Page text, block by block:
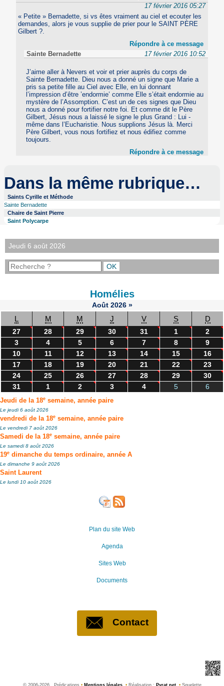
17 février 2016 05:27
« Petite » Bernadette, si vs êtes vraiment au ciel et ecouter les
demandes, alors je vous supplie de prier pour le SAINT PÈRE
Gilbert ?.
Répondre à ce message
Sainte Bernadette
17 février 2016 10:52
J’aime aller à Nevers et voir et prier auprès du corps de
Sainte Bernadette. Dieu nous a donné un signe que Marie a
pris sa petite fille au Ciel avec Elle, en lui donnant
l’impression d’être ’endormie’ comme Elle s’était endormie au
mystère de l’Assomption. C’est un de ces signes que Dieu
nous a donné pour fortifier notre foi. Et comme dit le Père
Gilbert, Jésus nous a laissé le signe le plus Grand : Lui -
même dans l’Eucharistie. Nous supplions Jésus là. Merci
Père Gilbert, vous nous fortifiez et nous édifiez comme
toujours.
Répondre à ce message
Dans la même rubrique…
Saints Cyrille et Méthode
Sainte Bernadette
Chaire de Saint Pierre
Saint Polycarpe
Jeudi 6 août 2026
Homélies
Août 2026 »
L M M J V S D
27 28 29 30 31 1
2
3
4 5 6 7 8
9
10
11 12 13 14 15
16
17
18 19 20 21 22
23
24
25 26 27 28 29
30
31
1 2 3 4 5 6
Jeudi de la 18e semaine, année paire
Le jeudi 6 août 2026
vendredi de la 18e semaine, année paire
Le vendredi 7 août 2026
Samedi de la 18e semaine, année paire
Le samedi 8 août 2026
19e dimanche du temps ordinaire, année A
Le dimanche 9 août 2026
Saint Laurent
Le lundi 10 août 2026
Plan du site Web
Agenda
Sites Web
Documents
Contact
©2006-2026 , Prédications • Mentions légales • Réalisation : Pyrat.net •Squelette